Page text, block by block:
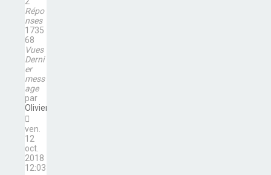
Répo
nses
1735
68
Vues
Derni
er
mess
age
par
Olivier
ven.
12
oct.
2018
12:03